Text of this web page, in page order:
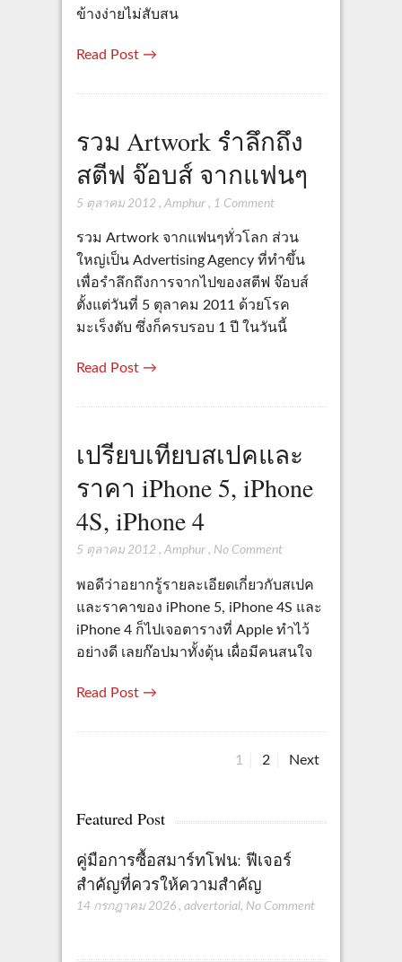
ข้างง่ายไม่สับสน
Read Post →
รวม Artwork รำลึกถึง
สตีฟ จ๊อบส์ จากแฟนๆ
5 ตุลาคม 2012 , Amphur, 1 Comment
รวม Artwork จากแฟนๆทั่วโลก ส่วน
ใหญ่เป็น Advertising Agency ที่ทำขึ้น
เพื่อรำลึกถึงการจากไปของสตีฟ จ๊อบส์
ตั้งแต่วันที่ 5 ตุลาคม 2011 ด้วยโรค
มะเร็งตับ ซึ่งก็ครบรอบ 1 ปี ในวันนี้
Read Post →
เปรียบเทียบสเปคและ
ราคา iPhone 5, iPhone
4S, iPhone 4
5 ตุลาคม 2012 , Amphur, No Comment
พอดีว่าอยากรู้รายละเอียดเกี่ยวกับสเปค
และราคาของ iPhone 5, iPhone 4S และ
iPhone 4 ก็ไปเจอตารางที่ Apple ทำไว้
อย่างดี เลยก๊อปมาทั้งดุ้น เผื่อมีคนสนใจ
Read Post →
pagination
Page
1 Page
2 Next
Featured Post
คู่มือการซื้อสมาร์ทโฟน: ฟีเจอร์
สำคัญที่ควรให้ความสำคัญ
14 กรกฎาคม 2026 , advertorial, No Comment